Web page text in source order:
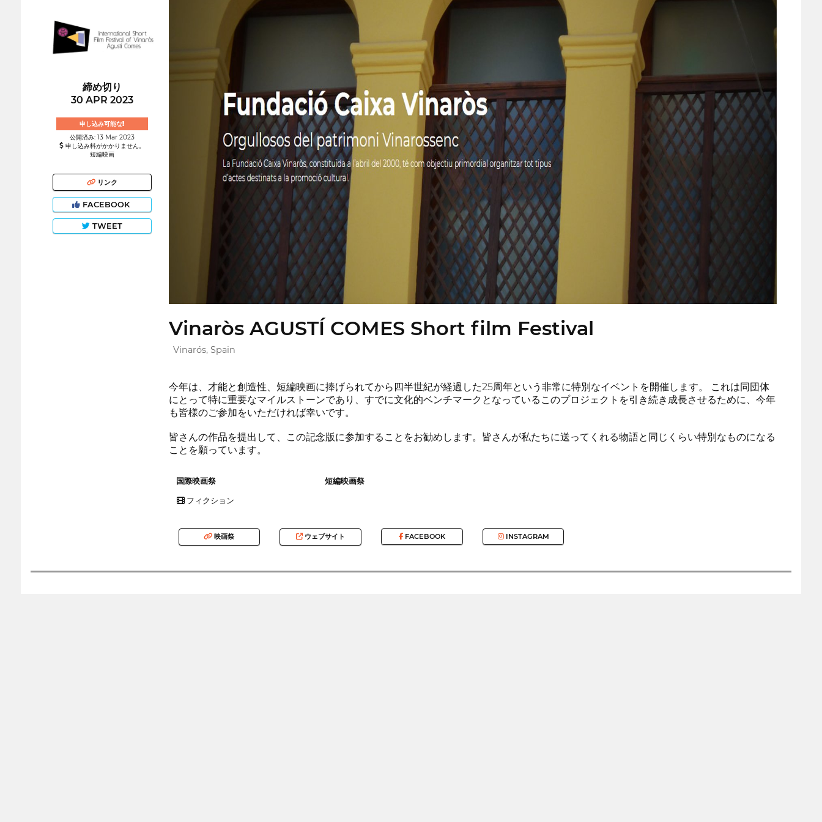
締め切り
30 APR 2023
申し込み可能な!
公開済み: 13 Mar 2023
申し込み料がかかりません。
短編映画
リンク
FACEBOOK
TWEET
Vinaròs AGUSTÍ COMES Short film Festival
Vinarós, Spain
今年は、才能と創造性、短編映画に捧げられてから四半世紀が経過した25周年という非常に特別なイベントを開催します。 これは同団体
にとって特に重要なマイルストーンであり、すでに文化的ベンチマークとなっているこのプロジェクトを引き続き成長させるために、今年
も皆様のご参加をいただければ幸いです。
皆さんの作品を提出して、この記念版に参加することをお勧めします。皆さんが私たちに送ってくれる物語と同じくらい特別なものになる
ことを願っています。
国際映画祭 短編映画祭
フィクション
映画祭 ウェブサイト FACEBOOK INSTAGRAM